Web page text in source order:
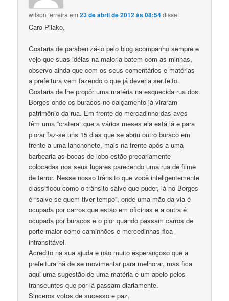
wilson ferreira em23 de abril de 2012 às 08:54disse:
Caro Pilako,
Gostaria de parabenizá-lo pelo blog acompanho sempre e
vejo que suas idéias na maioria batem com as minhas,
observo ainda que com os seus comentários e matérias
a prefeitura vem fazendo o que já deveria ser feito.
Gostaria de lhe propôr uma matéria na esquecida rua dos
Borges onde os buracos no calçamento já viraram
patrimônio da rua. Em frente do mercadinho das aves
têm uma “cratera” que a vários meses ela está lá e para
piorar faz-se uns 15 dias que se abriu outro buraco em
frente a uma lanchonete, mais na frente após a uma
barbearia as bocas de lobo estão precariamente
colocadas nos seus lugares parecendo uma rua de filme
de terror. Nesse nosso trânsito que você inteligentemente
classificou como o trânsito salve que puder, lá no Borges
é “salve-se quem tiver tempo”, onde uma mão da via é
ocupada por carros que estão em oficinas e a outra é
ocupada por buracos e o pior quando passam carros de
porte maior como caminhões e mercedinhas fica
intransitável.
Acredito na sua ajuda e não muito esperançoso que a
prefeitura há de se movimentar para melhorar, mas fica
aqui uma sugestão de uma matéria e um apelo pelos
transeuntes que por lá passam diariamente.
Sinceros votos de sucesso e paz,